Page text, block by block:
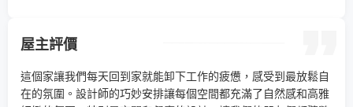
屋主評價
這個家讓我們每天回到家就能卸下工作的疲憊，感受到最放鬆自
在的氛圍。設計師的巧妙安排讓每個空間都充滿了自然感和高雅